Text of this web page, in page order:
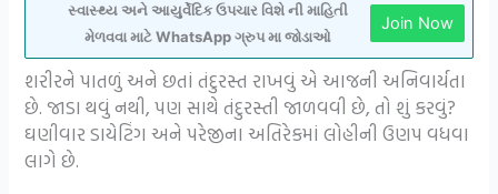
સ્વાસ્થ્ય અને આયુર્વેદિક ઉપચાર વિશે ની માહિતી
મેળવવા માટે WhatsApp ગ્રુપ મા જોડાઓ
Join Now
શરીરને પાતળું અને છતાં તંદુરસ્ત રાખવું એ આજની અનિવાર્યતા
છે. જાડા થવું નથી, પણ સાથે તંદુરસ્તી જાળવવી છે, તો શું કરવું?
ઘણીવાર ડાયેટિંગ અને પરેજીના અતિરેકમાં લોહીની ઉણપ વધવા
લાગે છે.